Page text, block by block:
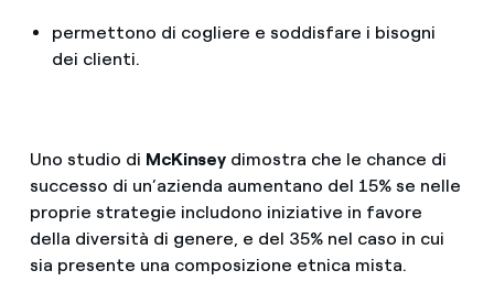
permettono di cogliere e soddisfare i bisogni
dei clienti.
Uno studio di McKinsey dimostra che le chance di
successo di un’azienda aumentano del 15% se nelle
proprie strategie includono iniziative in favore
della diversità di genere, e del 35% nel caso in cui
sia presente una composizione etnica mista.